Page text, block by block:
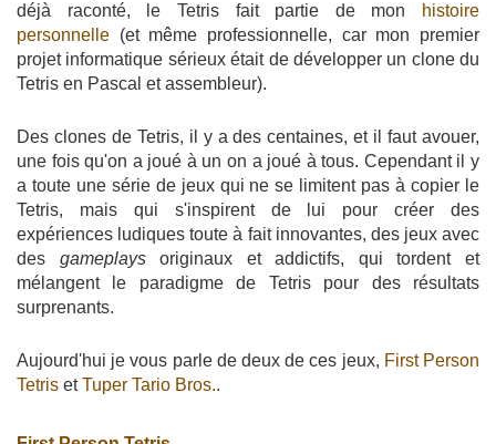
déjà raconté, le Tetris fait partie de mon
histoire
personnelle (et même professionnelle, car mon premier
projet informatique sérieux était de développer un clone du
Tetris en Pascal et assembleur).
Des clones de Tetris, il y a des centaines, et il faut avouer,
une fois qu'on a joué à un on a joué à tous. Cependant il y
a toute une série de jeux qui ne se limitent pas à copier le
Tetris, mais qui s'inspirent de lui pour créer des
expériences ludiques toute à fait innovantes, des jeux avec
des gameplaysoriginaux et addictifs, qui tordent et
mélangent le paradigme de Tetris pour des résultats
surprenants.
Aujourd'hui je vous parle de deux de ces jeux, First Person
Tetris etTuper Tario Bros..